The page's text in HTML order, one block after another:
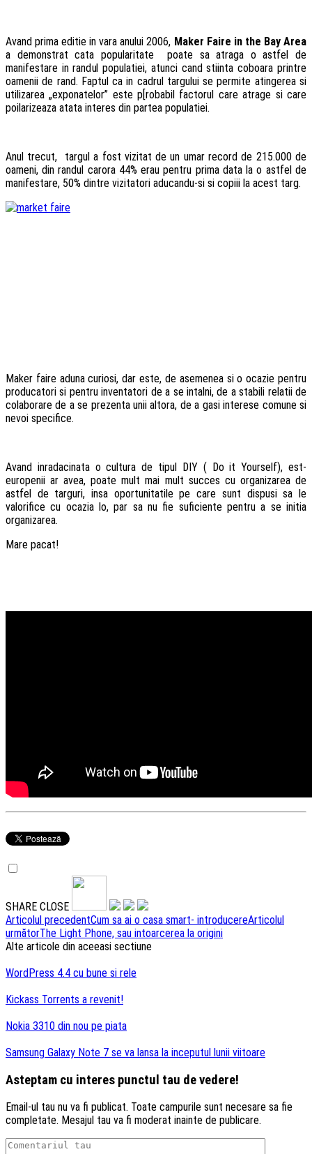
Avand prima editie in vara anului 2006, Maker Faire in the Bay Area
a demonstrat cata popularitate poate sa atraga o astfel de
manifestare in randul populatiei, atunci cand stiinta coboara printre
oamenii de rand. Faptul ca in cadrul targului se permite atingerea si
utilizarea „exponatelor” este p[robabil factorul care atrage si care
poilarizeaza atata interes din partea populatiei.
Anul trecut, targul a fost vizitat de un umar record de 215.000 de
oameni, din randul carora 44% erau pentru prima data la o astfel de
manifestare, 50% dintre vizitatori aducandu-si si copiii la acest targ.
Maker faire aduna curiosi, dar este, de asemenea si o ocazie pentru
producatori si pentru inventatori de a se intalni, de a stabili relatii de
colaborare de a se prezenta unii altora, de a gasi interese comune si
nevoi specifice.
Avand inradacinata o cultura de tipul DIY ( Do it Yourself), est-
europenii ar avea, poate mult mai mult succes cu organizarea de
astfel de targuri, insa oportunitatile pe care sunt dispusi sa le
valorifice cu ocazia lo, par sa nu fie suficiente pentru a se initia
organizarea.
Mare pacat!
SHARE CLOSE
Navigare
articole
Articolul precedentCum sa ai o casa smart- introducereArticolul
următorThe Light Phone, sau intoarcerea la origini
Alte articole din aceeasi sectiune
WordPress 4.4 cu bune si rele
Kickass Torrents a revenit!
Nokia 3310 din nou pe piata
Samsung Galaxy Note 7 se va lansa la inceputul lunii viitoare
Asteptam cu interes punctul tau de vedere!
Email-ul tau nu va fi publicat. Toate campurile sunt necesare sa fie
completate. Mesajul tau va fi moderat inainte de publicare.